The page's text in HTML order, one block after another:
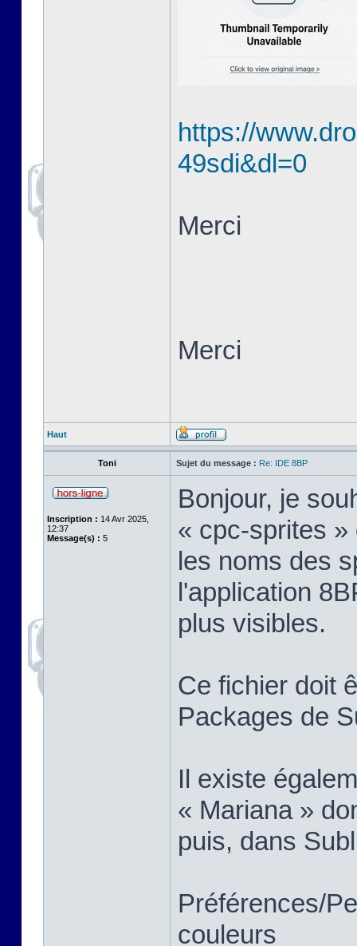
https://
49sdi&dl=0
Merci
Merci
Haut
Toni Sujet du message : Re: IDE 8BP
Inscription : 14 Avr 2025,
12:37
Message(s) : 5
Bonjour, je
« cpc-sprites »
les noms des
l'application
plus visibles.
Ce fichier doit
Packages de
Il existe
« Mariana »
puis, dans
Préférences/
couleurs